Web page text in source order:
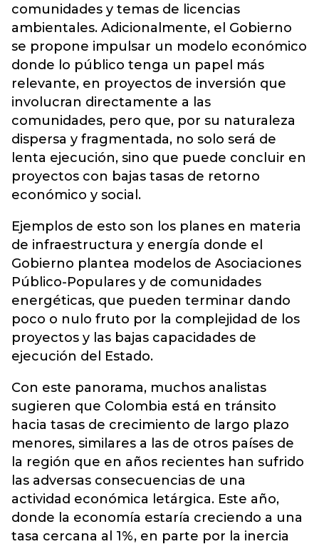
comunidades y temas de licencias
ambientales. Adicionalmente, el Gobierno
se propone impulsar un modelo económico
donde lo público tenga un papel más
relevante, en proyectos de inversión que
involucran directamente a las
comunidades, pero que, por su naturaleza
dispersa y fragmentada, no solo será de
lenta ejecución, sino que puede concluir en
proyectos con bajas tasas de retorno
económico y social.
Ejemplos de esto son los planes en materia
de infraestructura y energía donde el
Gobierno plantea modelos de Asociaciones
Público-Populares y de comunidades
energéticas, que pueden terminar dando
poco o nulo fruto por la complejidad de los
proyectos y las bajas capacidades de
ejecución del Estado.
Con este panorama, muchos analistas
sugieren que Colombia está en tránsito
hacia tasas de crecimiento de largo plazo
menores, similares a las de otros países de
la región que en años recientes han sufrido
las adversas consecuencias de una
actividad económica letárgica. Este año,
donde la economía estaría creciendo a una
tasa cercana al 1%, en parte por la inercia